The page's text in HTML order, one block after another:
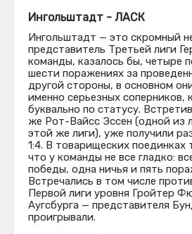
Ингольштадт - ЛАСК
Ингольштадт — это скромный
представитель Третьей лиги
команды, казалось бы, четыре
шести поражениях за
другой стороны, в основном
именно серьезных соперников,
буквально по статусу.
же Рот-Вайсс Эссен (одной из
этой же лиги), уже получили
1:4. В товарищеских поединках
что у команды не все гладко:
победы, одна ничья и пять
Встречались в том числе
Первой лиги уровня Гройтер
Аугсбурга — представителя
проигрывали.